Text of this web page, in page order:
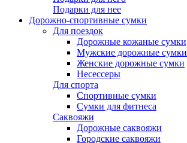
Подарки для нее
Дорожно-спортивные сумки
Для поездок
Дорожные кожаные сумки
Мужские дорожные сумки
Женские дорожные сумки
Несессеры
Для спорта
Спортивные сумки
Сумки для фитнеса
Саквояжи
Дорожные саквояжи
Городские саквояжи